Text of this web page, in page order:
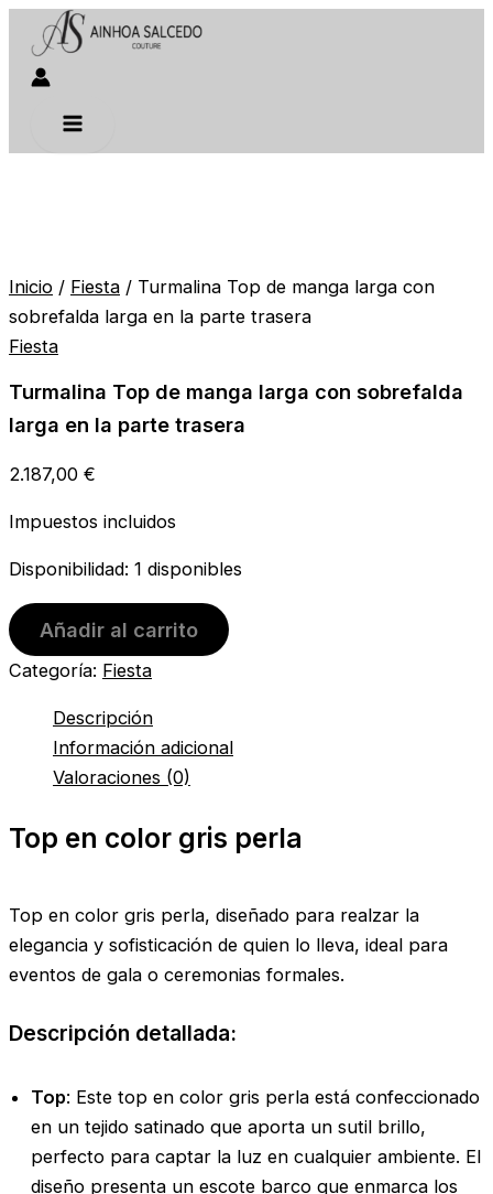
Ir
contenido
Inicio / Fiesta / Turmalina Top de manga larga con
sobrefalda larga en la parte trasera
Fiesta
Turmalina Top de manga larga con sobrefalda
larga en la parte trasera
2.187,00 €
Impuestos incluidos
Disponibilidad: 1 disponibles
Turmalina
manga
Añadir al carrito
Categoría: Fiesta
Descripción
Información adicional
Valoraciones (0)
Top en color gris perla
Top en color gris perla, diseñado para realzar la
elegancia y sofisticación de quien lo lleva, ideal para
eventos de gala o ceremonias formales.
Descripción detallada:
Top: Este top en color gris perla está confeccionado
en un tejido satinado que aporta un sutil brillo,
perfecto para captar la luz en cualquier ambiente. El
diseño presenta un escote barco que enmarca los